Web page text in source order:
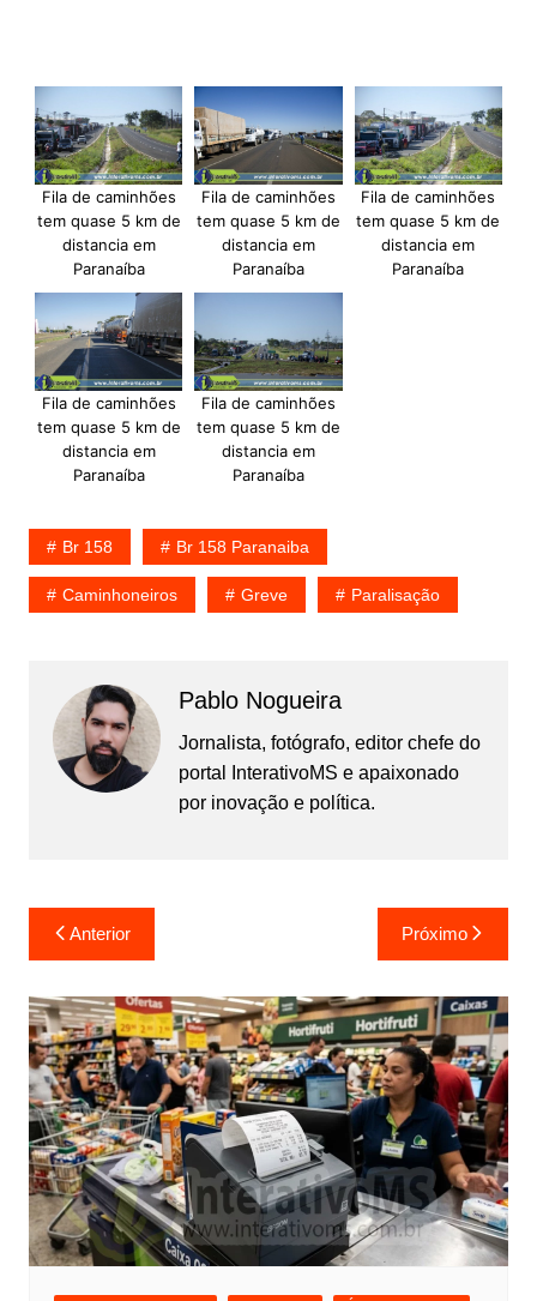
Fila de caminhões
tem quase 5 km de
distancia em
Paranaíba
Fila de caminhões
tem quase 5 km de
distancia em
Paranaíba
Fila de caminhões
tem quase 5 km de
distancia em
Paranaíba
Fila de caminhões
tem quase 5 km de
distancia em
Paranaíba
Fila de caminhões
tem quase 5 km de
distancia em
Paranaíba
Br 158 Br 158 Paranaiba
Caminhoneiros Greve Paralisação
Pablo Nogueira
Jornalista, fotógrafo, editor chefe do
portal InterativoMS e apaixonado
por inovação e política.
Navegação
de
Post
Anterior Próximo